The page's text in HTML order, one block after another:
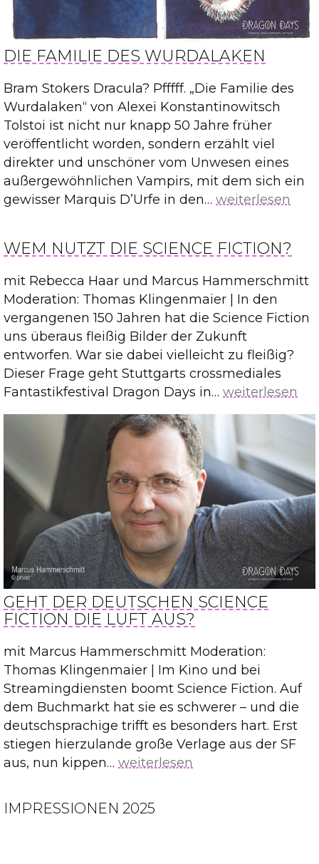
DIE FAMILIE DES WURDALAKEN
Bram Stokers Dracula? Pfffff. „Die Familie des
Wurdalaken“ von Alexei Konstantinowitsch
Tolstoi ist nicht nur knapp 50 Jahre früher
veröffentlicht worden, sondern erzählt viel
direkter und unschöner vom Unwesen eines
außergewöhnlichen Vampirs, mit dem sich ein
gewisser Marquis D’Urfe in den… Die
Wurdalaken
weiterlesen
WEM NUTZT DIE SCIENCE FICTION?
mit Rebecca Haar und Marcus Hammerschmitt
Moderation: Thomas Klingenmaier | In den
vergangenen 150 Jahren hat die Science Fiction
uns überaus fleißig Bilder der Zukunft
entworfen. War sie dabei vielleicht zu fleißig?
Dieser Frage geht Stuttgarts crossmediales
Fantastikfestival Dragon Days in… Wem
die
Science
Fiction?
weiterlesen
GEHT DER DEUTSCHEN SCIENCE
FICTION DIE LUFT AUS?
mit Marcus Hammerschmitt Moderation:
Thomas Klingenmaier | Im Kino und bei
Streamingdiensten boomt Science Fiction. Auf
dem Buchmarkt hat sie es schwerer – und die
deutschsprachige trifft es besonders hart. Erst
stiegen hierzulande große Verlage aus der SF
aus, nun kippen… Geht
deutschen
Science
weiterlesen
IMPRESSIONEN 2025